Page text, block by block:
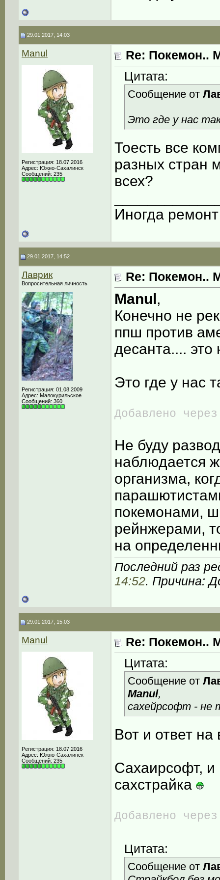
29.01.2017, 14:03
Manul
Регистрация: 18.07.2016
Адрес: Южно-Сахалинск
Сообщений: 235
Re: Покемон..
Цитата:
Сообщение от
Это где у нас
Тоесть все
разных стран
всех?
Иногда
29.01.2017, 14:52
Лаврик
Вопросительная личность
Регистрация: 01.08.2009
Адрес: Малокурильское
Сообщений: 360
Re: Покемон..
Manul ,
Конечно не
ппш против
десанта....
Это где у нас
Добавлено
Не буду
наблюдается
организма,
покемонами,
рейнжерами,
на
Последний раз
14:52. Причина:
29.01.2017, 15:03
Manul
Регистрация: 18.07.2016
Адрес: Южно-Сахалинск
Сообщений: 235
Re: Покемон..
Цитата:
Сообщение от
Manul,
сахейрсофт - не
Вот и ответ
Сахаирсофт, и
сахстрайка
Добавлено
Цитата:
Сообщение от